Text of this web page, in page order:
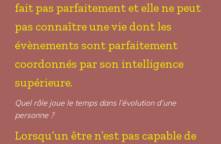
fait pas parfaitement et elle ne peut
pas connaître une vie dont les
évènements sont parfaitement
coordonnés par son intelligence
supérieure.
Quel rôle joue le temps dans l’évolution d’une
personne ?
Lorsqu’un être n’est pas capable de